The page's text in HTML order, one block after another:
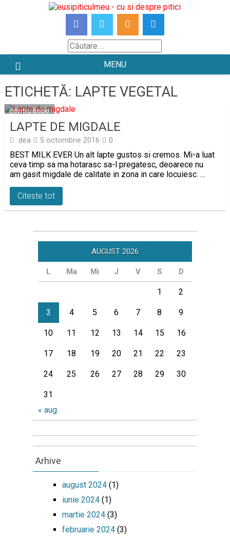
Căutare
MENU
ETICHETĂ: LAPTE VEGETAL
pentru bebe
LAPTE DE MIGDALE
dea 5 octombrie 2016 0
BEST MILK EVER Un alt lapte gustos si cremos. Mi-a luat
ceva timp sa ma hotarasc sa-l pregatesc, deoarece nu
am gasit migdale de calitate in zona in care locuiesc. …
Citeste tot
AUGUST 2026
L Ma Mi J V S D
1 2
3 4 5 6 7 8 9
10 11 12 13 14 15 16
17 18 19 20 21 22 23
24 25 26 27 28 29 30
31
« aug.
Arhive
august 2024(1)
iunie 2024(1)
martie 2024(3)
februarie 2024(3)